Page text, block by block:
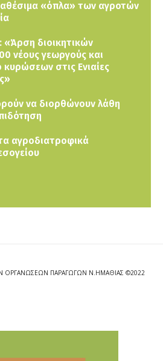
«όπλα» των αγροτών
«Άρση διοικητικών
νέους γεωργούς και
κυρώσεων στις Ενιαίες
να διορθώνουν λάθη
αγροδιατροφικά
ΟΡΓΑΝΩΣΕΩΝ ΠΑΡΑΓΩΓΩΝ Ν.ΗΜΑΘΙΑΣ ©2022